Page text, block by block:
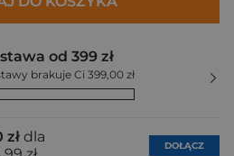
od 399 zł
brakuje Ci 399,00 zł
zł dla
DOŁĄCZ